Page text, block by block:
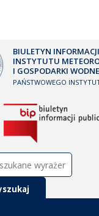
BIULETYN
INSTYTUTU
I GOSPODARKI
PAŃSTWOWEGO